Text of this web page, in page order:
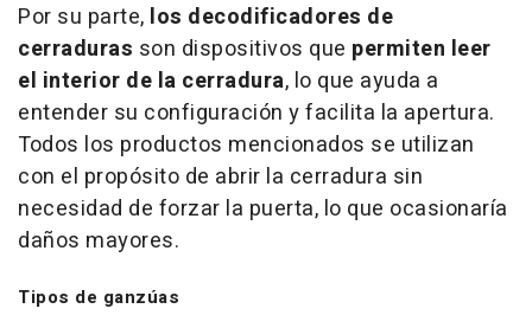
Por su parte, los decodificadores de
cerraduras son dispositivos que permiten leer
el interior de la cerradura, lo que ayuda a
entender su configuración y facilita la apertura.
Todos los productos mencionados se utilizan
con el propósito de abrir la cerradura sin
necesidad de forzar la puerta, lo que ocasionaría
daños mayores.
Tipos de ganzúas